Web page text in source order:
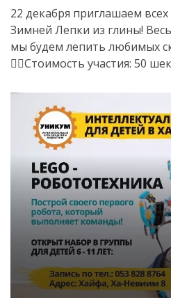
22 декабря приглашаем
Зимней Лепки из глины!
мы будем лепить любимых
👉🏻Стоимость участия: 50